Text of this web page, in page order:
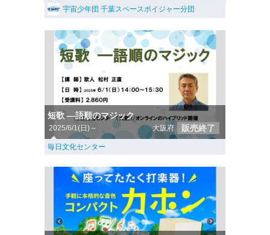
宇宙少年団 千葉スペースボイジャー分団
短歌 ―語順のマジック
2025/6/1(日)～ 大阪府 販売終了
毎日文化センター